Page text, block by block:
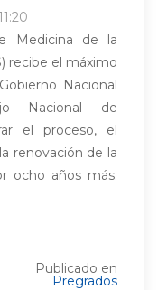
Medicina de la
recibe el máximo
Nacional
Nacional de
el proceso, el
renovación de la
ocho años más.
Publicado en
Pregrados